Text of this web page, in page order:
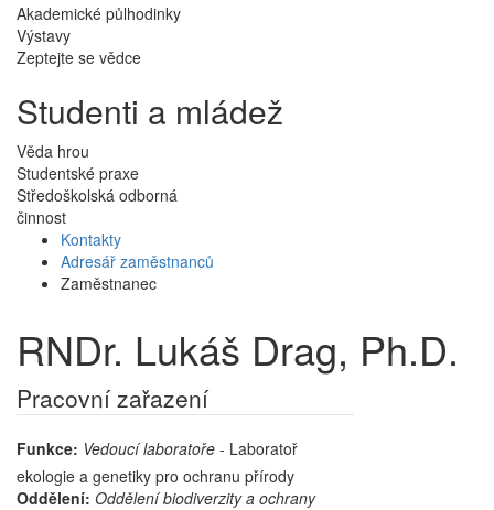
Akademické půlhodinky
Výstavy
Zeptejte se vědce
Studenti a mládež
Věda hrou
Studentské praxe
Středoškolská odborná
činnost
Kontakty
Adresář zaměstnanců
Zaměstnanec
RNDr. Lukáš Drag, Ph.D.
Pracovní zařazení
Funkce: Vedoucí laboratoře - Laboratoř
ekologie a genetiky pro ochranu přírody
Oddělení: Oddělení biodiverzity a ochrany